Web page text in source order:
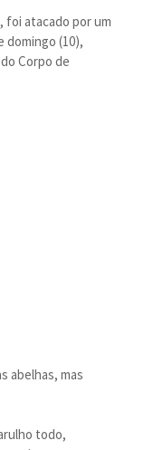
foi atacado por um
domingo (10),
Corpo de
abelhas, mas
todo,